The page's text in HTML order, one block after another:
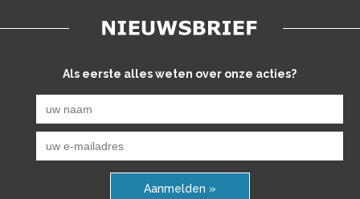
Als eerste alles weten over onze acties?
Aanmelden »